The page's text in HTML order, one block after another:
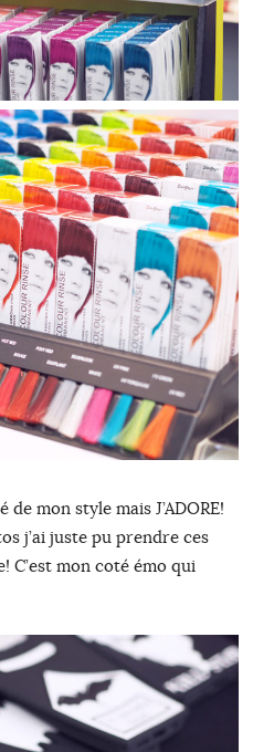
mon style mais J’ADORE!
j’ai juste pu prendre ces
C’est mon coté émo qui